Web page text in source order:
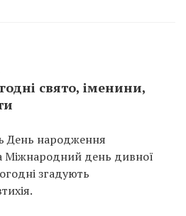
свято, іменини,
День народження
Міжнародний день дивної
згадують